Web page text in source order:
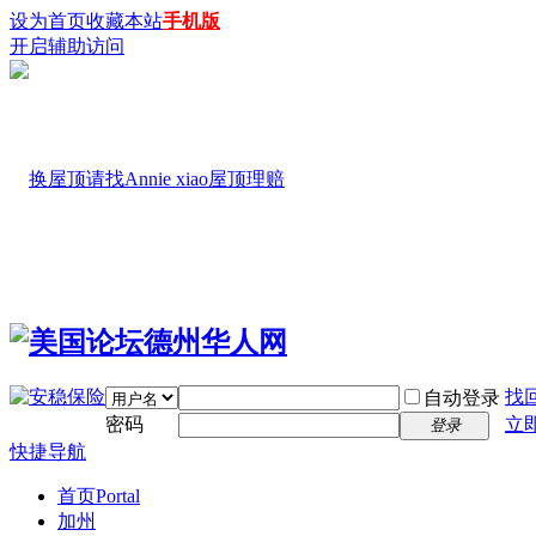
设为首页收藏本站手机版
开启辅助访问
自动登录 找
密码
登录
立
快捷导航
首页Portal
加州